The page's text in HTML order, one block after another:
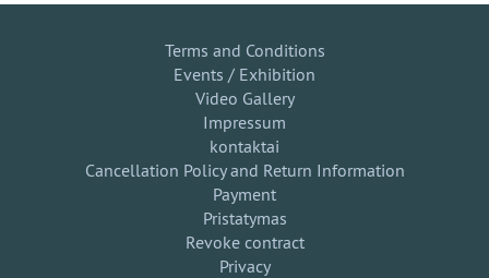
Terms and Conditions
Events / Exhibition
Video Gallery
Impressum
kontaktai
Cancellation Policy and Return Information
Payment
Pristatymas
Revoke contract
Privacy